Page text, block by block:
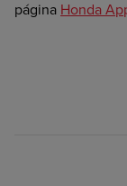
página Honda